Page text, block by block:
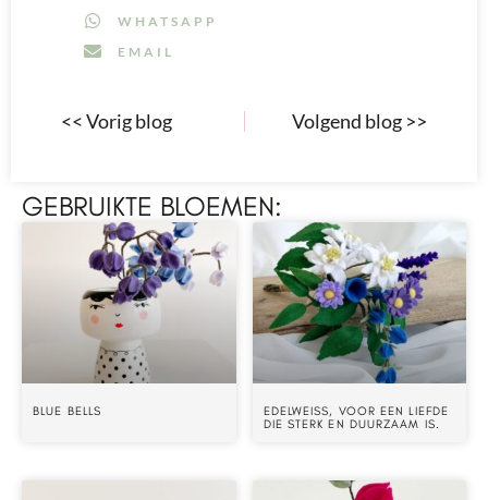
WHATSAPP
EMAIL
<< Vorig blog Volgend blog >>
GEBRUIKTE BLOEMEN:
BLUE BELLS
EDELWEISS, VOOR EEN LIEFDE
DIE STERK EN DUURZAAM IS.